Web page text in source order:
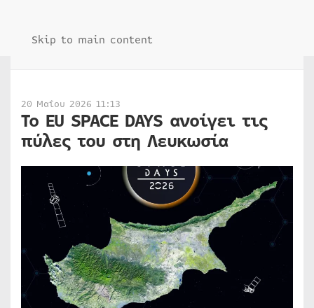
Skip to main content
20 Μαΐου 2026 11:13
Το EU SPACE DAYS ανοίγει τις
πύλες του στη Λευκωσία